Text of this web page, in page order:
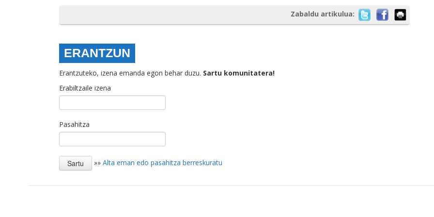
Zabaldu artikulua:
ERANTZUN
Erantzuteko, izena emanda egon behar duzu. Sartu komunitatera!
Erabiltzaile izena
Pasahitza
»» Alta eman edo pasahitza berreskuratu